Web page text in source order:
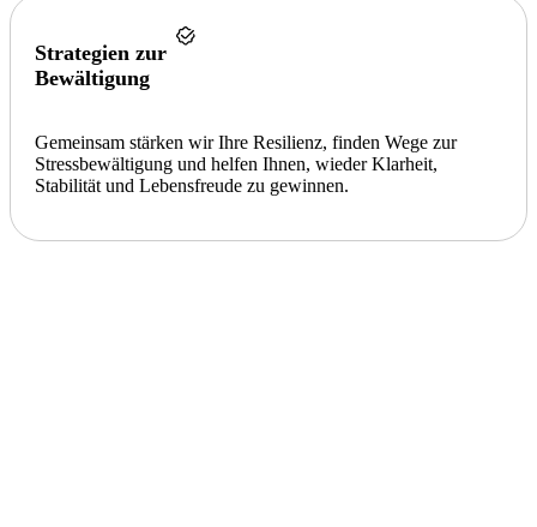
Strategien zur
Bewältigung
Gemeinsam stärken wir Ihre Resilienz, finden Wege zur
Stressbewältigung und helfen Ihnen, wieder Klarheit,
Stabilität und Lebensfreude zu gewinnen.